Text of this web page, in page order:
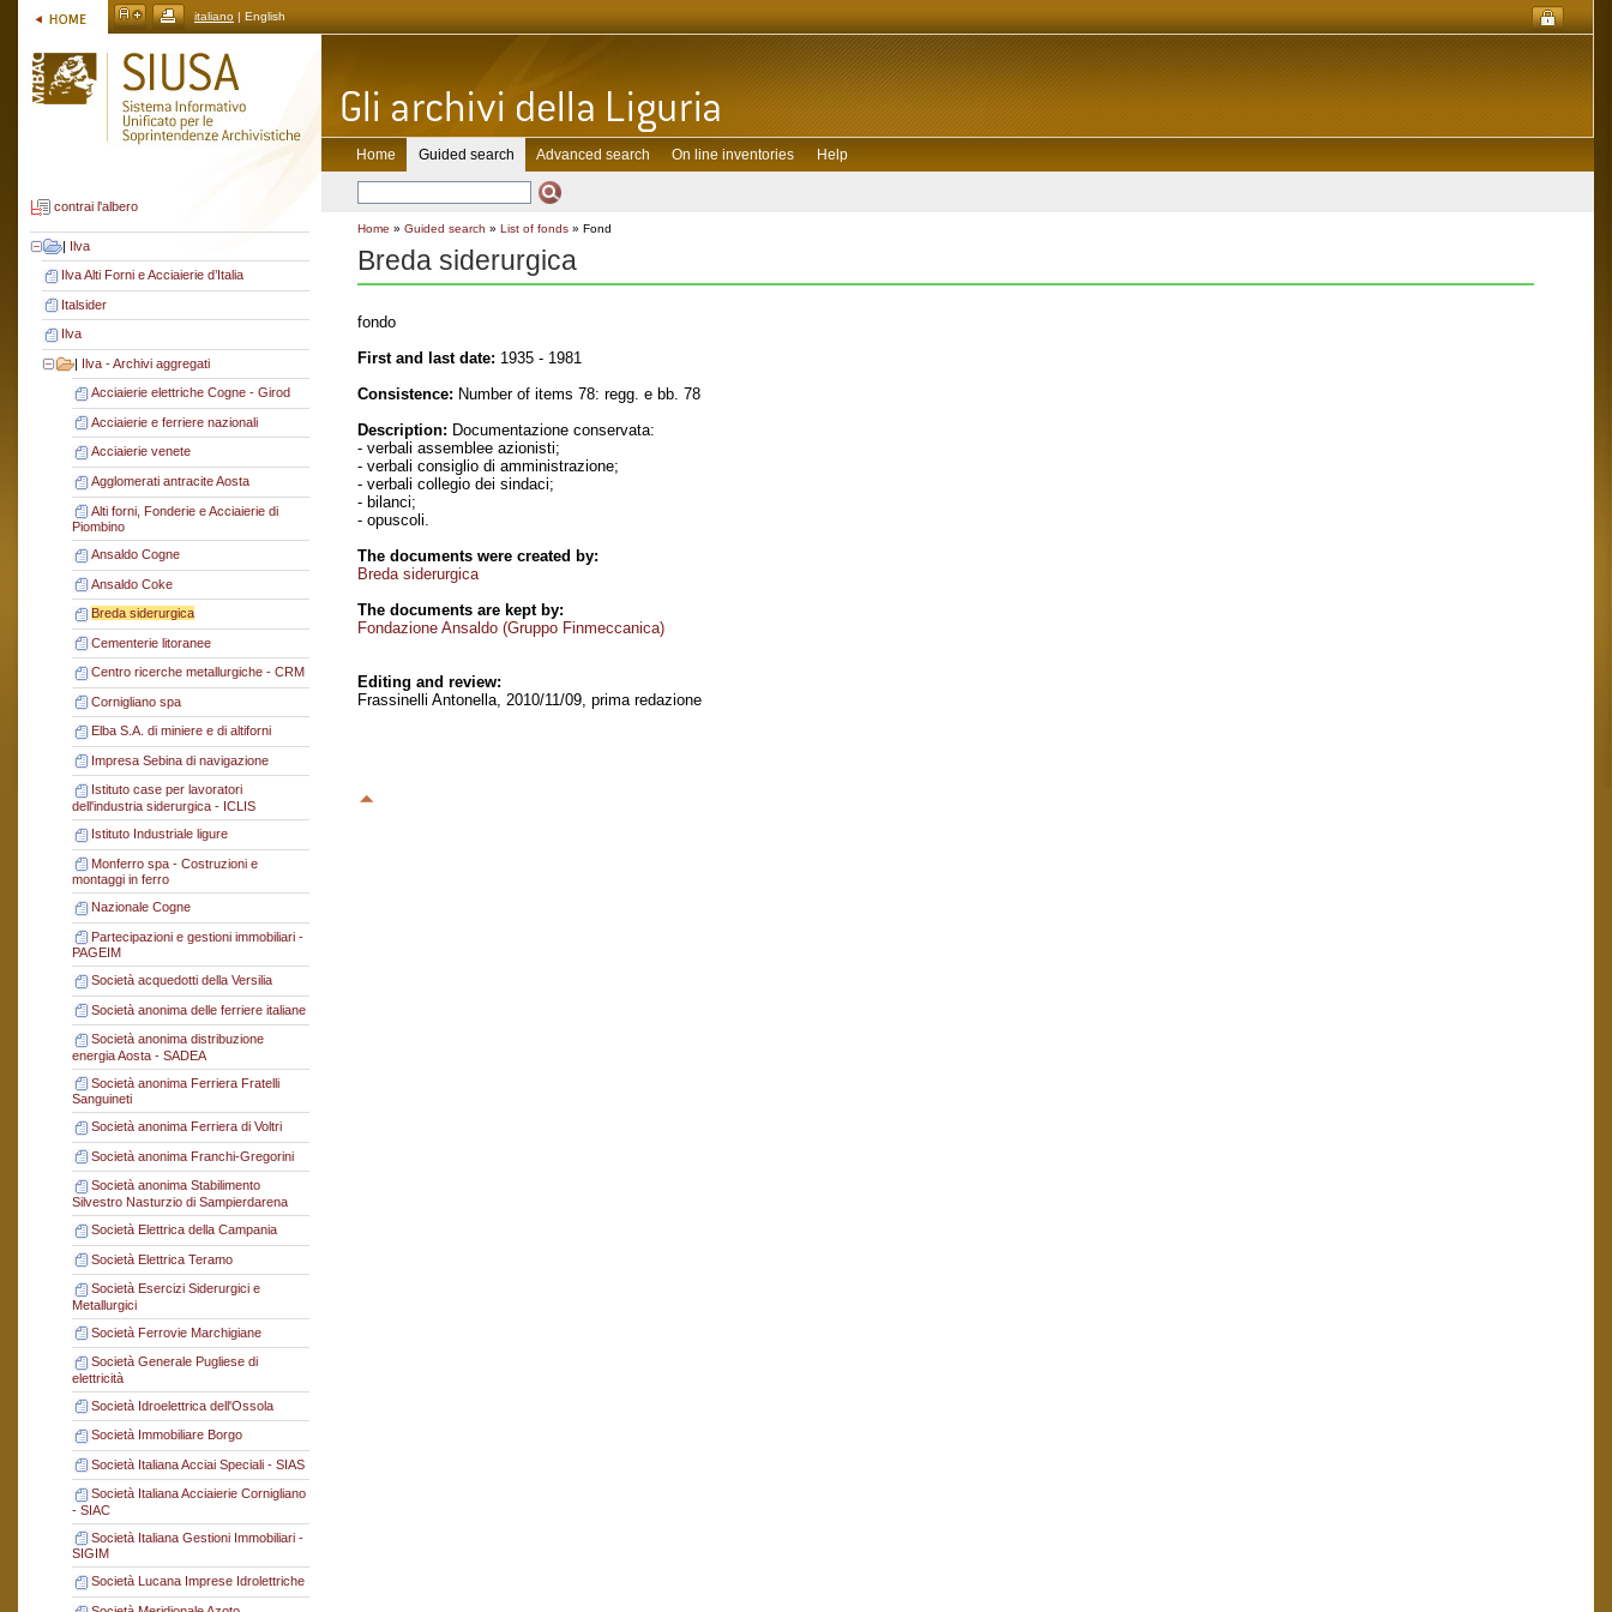
italiano | English
contrai l'albero
| Ilva
Ilva Alti Forni e Acciaierie d’Italia
Italsider
Ilva
| Ilva - Archivi aggregati
Acciaierie elettriche Cogne - Girod
Acciaierie e ferriere nazionali
Acciaierie venete
Agglomerati antracite Aosta
Alti forni, Fonderie e Acciaierie di
Piombino
Ansaldo Cogne
Ansaldo Coke
Breda siderurgica
Cementerie litoranee
Centro ricerche metallurgiche - CRM
Cornigliano spa
Elba S.A. di miniere e di altiforni
Impresa Sebina di navigazione
Istituto case per lavoratori
dell'industria siderurgica - ICLIS
Istituto Industriale ligure
Monferro spa - Costruzioni e
montaggi in ferro
Nazionale Cogne
Partecipazioni e gestioni immobiliari -
PAGEIM
Società acquedotti della Versilia
Società anonima delle ferriere italiane
Società anonima distribuzione
energia Aosta - SADEA
Società anonima Ferriera Fratelli
Sanguineti
Società anonima Ferriera di Voltri
Società anonima Franchi-Gregorini
Società anonima Stabilimento
Silvestro Nasturzio di Sampierdarena
Società Elettrica della Campania
Società Elettrica Teramo
Società Esercizi Siderurgici e
Metallurgici
Società Ferrovie Marchigiane
Società Generale Pugliese di
elettricità
Società Idroelettrica dell'Ossola
Società Immobiliare Borgo
Società Italiana Acciai Speciali - SIAS
Società Italiana Acciaierie Cornigliano
- SIAC
Società Italiana Gestioni Immobiliari -
SIGIM
Società Lucana Imprese Idrolettriche
Home Guided search Advanced search On line inventories Help
Home » Guided search » List of fonds » Fond
Breda siderurgica
fondo
First and last date: 1935 - 1981
Consistence: Number of items 78: regg. e bb. 78
Description: Documentazione conservata:
- verbali assemblee azionisti;
- verbali consiglio di amministrazione;
- verbali collegio dei sindaci;
- bilanci;
- opuscoli.
The documents were created by:
Breda siderurgica
The documents are kept by:
Fondazione Ansaldo (Gruppo Finmeccanica)
Editing and review:
Frassinelli Antonella, 2010/11/09, prima redazione